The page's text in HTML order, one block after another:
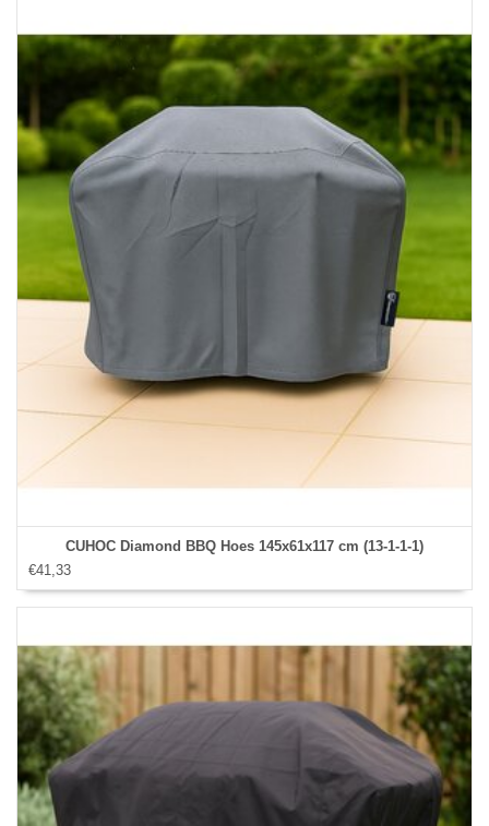
CUHOC Diamond BBQ Hoes 145x61x117 cm (13-1-1-1)
€41,33